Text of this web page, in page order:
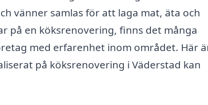
vänner samlas för att laga mat, äta och
på en köksrenovering, finns det många
med erfarenhet inom området. Här
på köksrenovering i Väderstad kan